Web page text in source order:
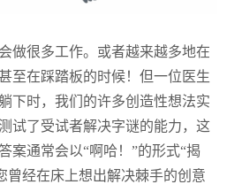
做很多工作。或者越来越多地在
在踩踏板的时候！但一位医生
下时，我们的许多创造性想法实
试了受试者解决字谜的能力，这
案通常会以“啊哈！”的形式“揭
曾经在床上想出解决棘手的创意